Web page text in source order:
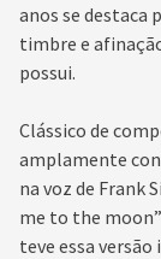
anos se destaca
timbre e
possui.
Clássico de
amplamente
na voz de Frank
me to the moon”
teve essa